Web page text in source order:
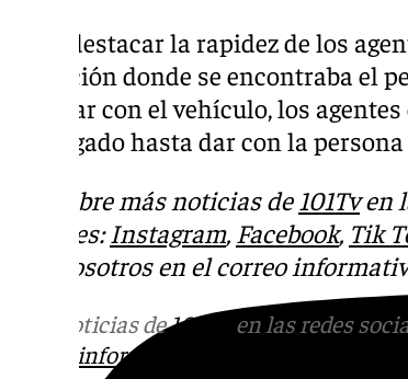
Cabe destacar la rapidez de los
ubicación donde se encontraba el
avanzar con el vehículo, los
enfangado hasta dar con la
Descubre más noticias de 101Tven
sociales: Instagram, Facebook, Tik
con nosotros en el correo
Más noticias de101TV en las redes
informativos@101tv.es